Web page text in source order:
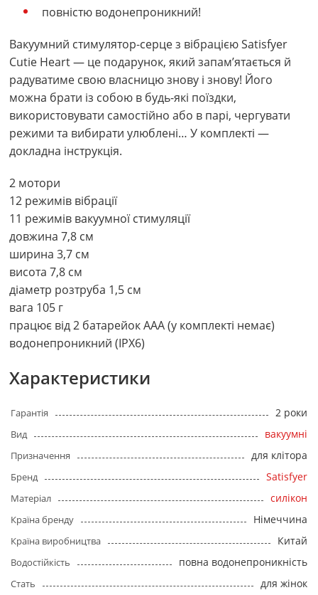
повністю водонепроникний!
Вакуумний стимулятор-серце з вібрацією Satisfyer
Cutie Heart — це подарунок, який запам’ятається й
радуватиме свою власницю знову і знову! Його
можна брати із собою в будь-які поїздки,
використовувати самостійно або в парі, чергувати
режими та вибирати улюблені… У комплекті —
докладна інструкція.
2 мотори
12 режимів вібрації
11 режимів вакуумної стимуляції
довжина 7,8 см
ширина 3,7 см
висота 7,8 см
діаметр розтруба 1,5 см
вага 105 г
працює від 2 батарейок ААА (у комплекті немає)
водонепроникний (IPX6)
Характеристики
Гарантія 2 роки
Вид вакуумні
Призначення для клітора
Бренд Satisfyer
Матеріал силікон
Країна бренду Німеччина
Країна виробництва Китай
Водостійкість повна водонепроникність
Стать для жінок